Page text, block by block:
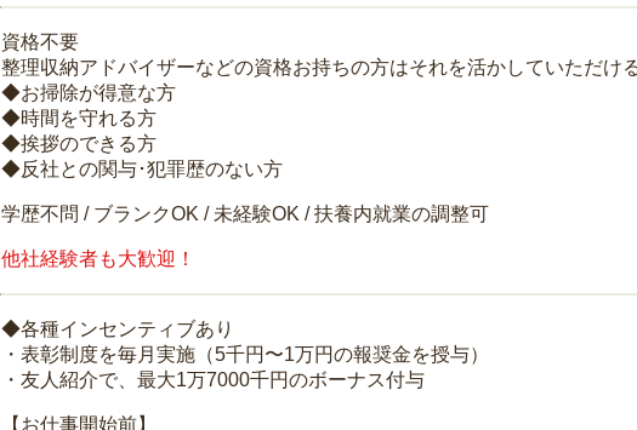
資格不要
整理収納アドバイザーなどの資格お持ちの方はそれを活かしていただけ
◆お掃除が得意な方
◆時間を守れる方
◆挨拶のできる方
◆反社との関与･犯罪歴のない方
学歴不問 / ブランクOK / 未経験OK / 扶養内就業の調整可
他社経験者も大歓迎！
◆各種インセンティブあり
・表彰制度を毎月実施（5千円〜1万円の報奨金を授与）
・友人紹介で、最大1万7000千円のボーナス付与
【お仕事開始前】